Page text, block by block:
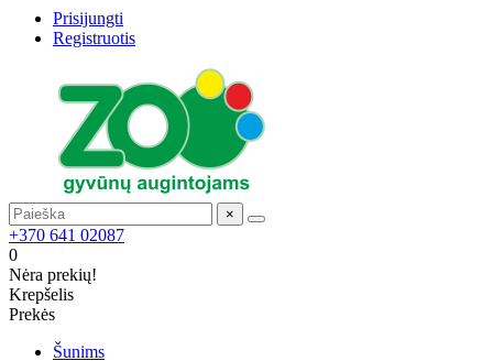
Prisijungti
Registruotis
×
+370 641 02087
0
Nėra prekių!
Krepšelis
Prekės
Šunims